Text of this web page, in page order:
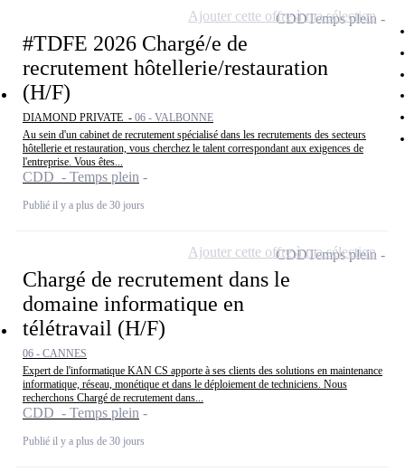
#TDFE 2026 Chargé/e de
recrutement hôtellerie/restauration
(H/F)
DIAMOND PRIVATE - 06 - VALBONNE
Au sein d'un cabinet de recrutement spécialisé dans les recrutements des secteurs
hôtellerie et restauration, vous cherchez le talent correspondant aux exigences de
l'entreprise. Vous êtes...
CDD - Temps plein
Publié il y a plus de 30 jours
CDDTemps plein
Ajouter cette offre à ma sélection
Chargé de recrutement dans le
domaine informatique en
télétravail (H/F)
06 - CANNES
Expert de l'informatique KAN CS apporte à ses clients des solutions en maintenance
informatique, réseau, monétique et dans le déploiement de techniciens. Nous
recherchons Chargé de recrutement dans...
CDD - Temps plein
Publié il y a plus de 30 jours
CDDTemps plein
Ajouter cette offre à ma sélection